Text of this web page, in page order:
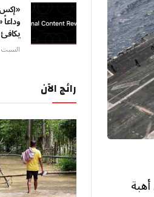
السبت 08 أغسطس 1:17 ص
رائج الآن